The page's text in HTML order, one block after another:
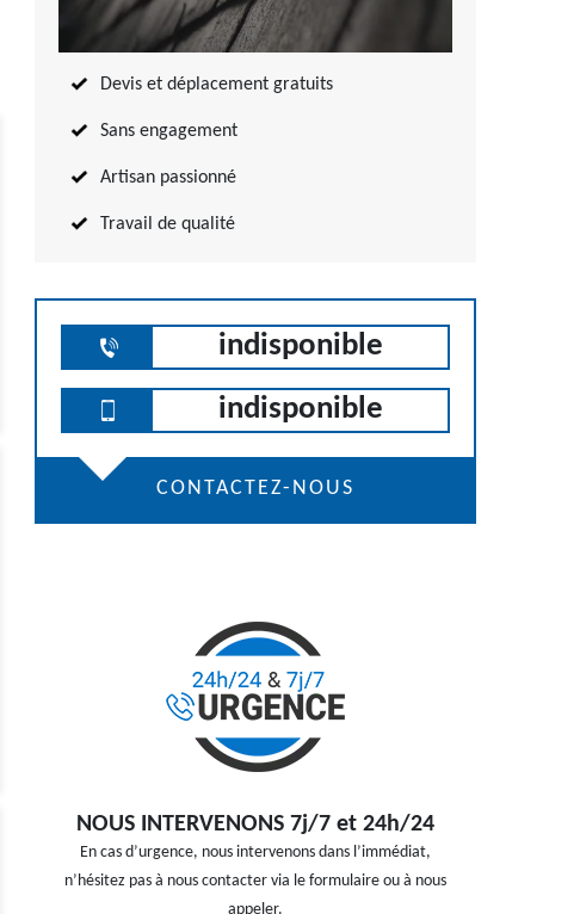
Devis et déplacement gratuits
Sans engagement
Artisan passionné
Travail de qualité
indisponible
indisponible
CONTACTEZ-NOUS
NOUS INTERVENONS 7j/7 et 24h/24
En cas d’urgence, nous intervenons dans l’immédiat,
n’hésitez pas à nous contacter via le formulaire ou à nous
appeler.